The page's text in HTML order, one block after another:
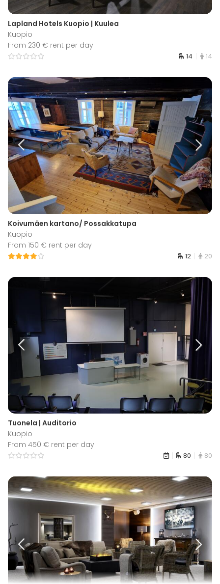
Lapland Hotels Kuopio | Kuulea
Kuopio
From 230 € rent per day
14 14
Koivumäen kartano/ Possakkatupa
Kuopio
From 150 € rent per day
12 20
Tuonela | Auditorio
Kuopio
From 450 € rent per day
80 80